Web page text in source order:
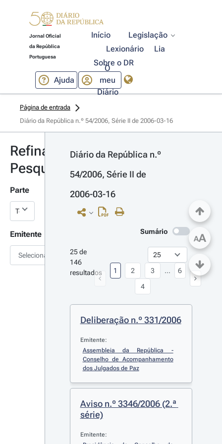
Jornal Oficial
da República
Portuguesa
Início
Legislação
Lexionário
Lia
Sobre o DR
Ajuda
O
meu
Diário
Página de entrada
Diário da República n.º 54/2006, Série II de 2006-03-16
Refinar
Pesquisa
Parte
Emitente
Selecionar
Diário da República n.º
54/2006, Série II de
2006-03-16
Sumário
25 de
146
resultados
1 2
3
4
... 6
Deliberação n.º 331/2006
Emitente:
Assembleia da República -
Conselho de Acompanhamento
dos Julgados de Paz
Aviso n.º 3346/2006 (2.ª
série)
Emitente:
AA